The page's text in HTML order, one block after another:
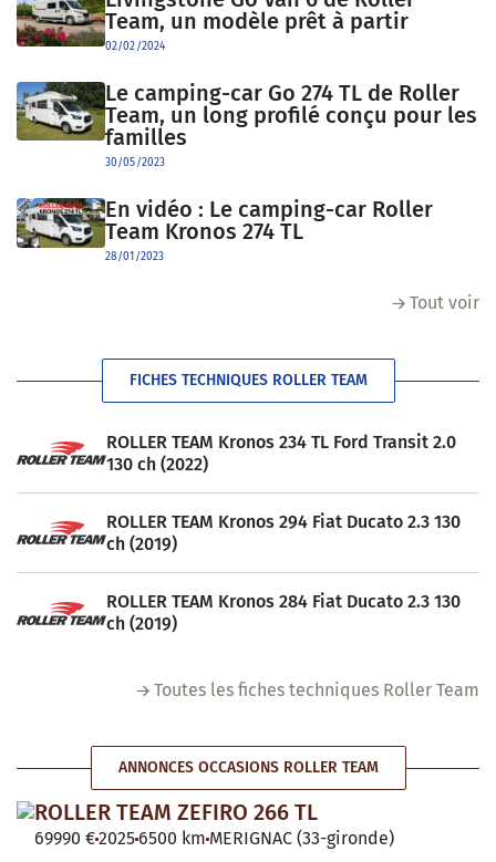
Team, un modèle prêt à partir
02/02/2024
Le camping-car Go 274 TL de Roller
Team, un long profilé conçu pour les
familles
30/05/2023
En vidéo : Le camping-car Roller
Team Kronos 274 TL
28/01/2023
Tout voir
FICHES TECHNIQUES ROLLER TEAM
ROLLER TEAM Kronos 234 TL Ford Transit 2.0
130 ch (2022)
ROLLER TEAM Kronos 294 Fiat Ducato 2.3 130
ch (2019)
ROLLER TEAM Kronos 284 Fiat Ducato 2.3 130
ch (2019)
Toutes les fiches techniques Roller Team
ANNONCES OCCASIONS ROLLER TEAM
ROLLER TEAM ZEFIRO 266 TL
69990 €2025 6500 km MERIGNAC (33-gironde)